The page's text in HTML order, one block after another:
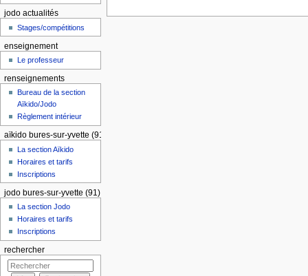
jodo actualités
Stages/compétitions
enseignement
Le professeur
renseignements
Bureau de la section
Aïkido/Jodo
Règlement intérieur
aïkido bures-sur-yvette (91)
La section Aïkido
Horaires et tarifs
Inscriptions
jodo bures-sur-yvette (91)
La section Jodo
Horaires et tarifs
Inscriptions
rechercher